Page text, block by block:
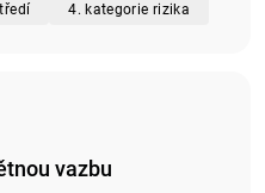
4. kategorie rizika
vazbu